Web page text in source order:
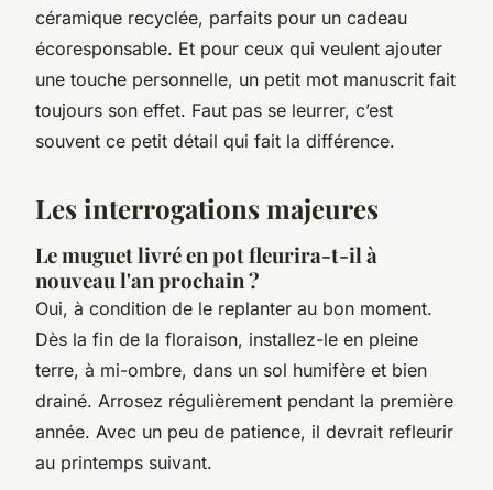
céramique recyclée, parfaits pour un cadeau
écoresponsable. Et pour ceux qui veulent ajouter
une touche personnelle, un petit mot manuscrit fait
toujours son effet. Faut pas se leurrer, c’est
souvent ce petit détail qui fait la différence.
Les interrogations majeures
Le muguet livré en pot fleurira-t-il à
nouveau l'an prochain ?
Oui, à condition de le replanter au bon moment.
Dès la fin de la floraison, installez-le en pleine
terre, à mi-ombre, dans un sol humifère et bien
drainé. Arrosez régulièrement pendant la première
année. Avec un peu de patience, il devrait refleurir
au printemps suivant.